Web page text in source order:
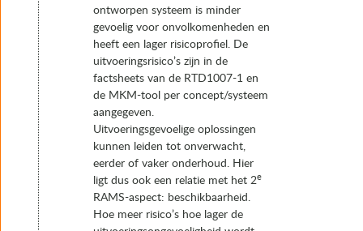
ontworpen systeem is minder
gevoelig voor onvolkomenheden en
heeft een lager risicoprofiel. De
uitvoeringsrisico’s zijn in de
factsheets van de RTD1007-1 en
de MKM-tool per concept/systeem
aangegeven.
Uitvoeringsgevoelige oplossingen
kunnen leiden tot onverwacht,
eerder of vaker onderhoud. Hier
ligt dus ook een relatie met het 2e
RAMS-aspect: beschikbaarheid.
Hoe meer risico’s hoe lager de